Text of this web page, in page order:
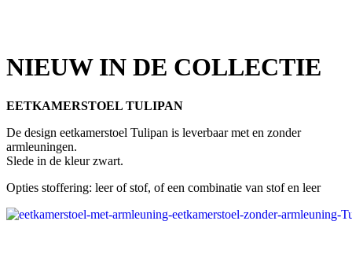
NIEUW IN DE COLLECTIE
EETKAMERSTOEL TULIPAN
De design eetkamerstoel Tulipan is leverbaar met en zonder
armleuningen.
Slede in de kleur zwart.
Opties stoffering: leer of stof, of een combinatie van stof en leer